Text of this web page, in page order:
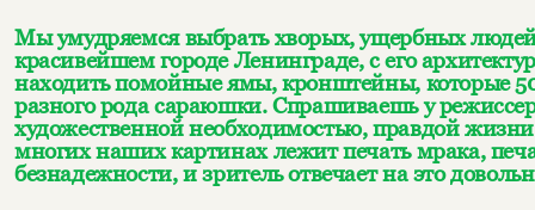
Мы умудряемся выбрать хворых, ущербных
красивейшем городе Ленинграде, с его
находить помойные ямы, кронштейны, которые
разного рода сараюшки. Спрашиваешь у
художественной необходимостью, правдой
многих наших картинах лежит печать мрака,
безнадежности, и зритель отвечает на это